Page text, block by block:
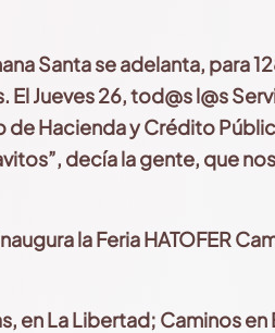
Santa se adelanta, para
ElJueves 26, tod@s l@s
de Hacienda y Crédito
decía la gente, que
la Feria HATOFER
en La Libertad; Caminos en